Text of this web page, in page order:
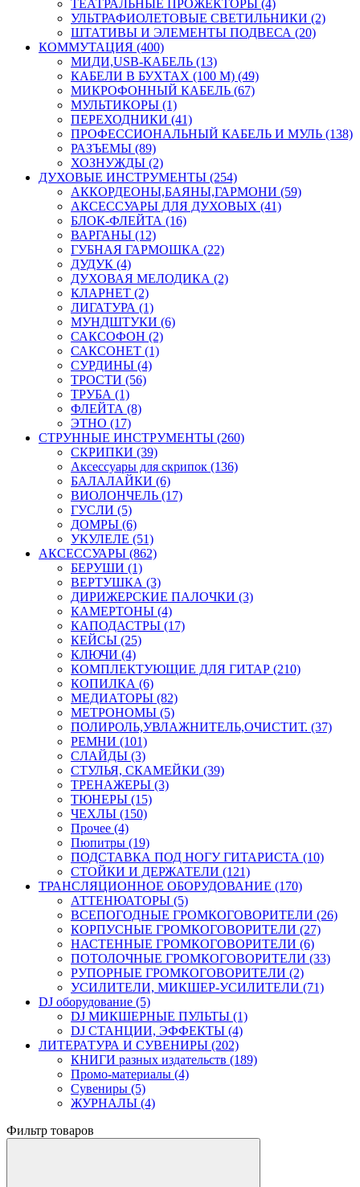
ТЕАТРАЛЬНЫЕ ПРОЖЕКТОРЫ (4)
УЛЬТРАФИОЛЕТОВЫЕ СВЕТИЛЬНИКИ (2)
ШТАТИВЫ И ЭЛЕМЕНТЫ ПОДВЕСА (20)
КОММУТАЦИЯ (400)
МИДИ,USB-КАБЕЛЬ (13)
КАБЕЛИ В БУХТАХ (100 М) (49)
МИКРОФОННЫЙ КАБЕЛЬ (67)
МУЛЬТИКОРЫ (1)
ПЕРЕХОДНИКИ (41)
ПРОФЕССИОНАЛЬНЫЙ КАБЕЛЬ И МУЛЬ (138)
РАЗЪЕМЫ (89)
ХОЗНУЖДЫ (2)
ДУХОВЫЕ ИНСТРУМЕНТЫ (254)
АККОРДЕОНЫ,БАЯНЫ,ГАРМОНИ (59)
АКСЕССУАРЫ ДЛЯ ДУХОВЫХ (41)
БЛОК-ФЛЕЙТА (16)
ВАРГАНЫ (12)
ГУБНАЯ ГАРМОШКА (22)
ДУДУК (4)
ДУХОВАЯ МЕЛОДИКА (2)
КЛАРНЕТ (2)
ЛИГАТУРА (1)
МУНДШТУКИ (6)
САКСОФОН (2)
САКСОНЕТ (1)
СУРДИНЫ (4)
ТРОСТИ (56)
ТРУБА (1)
ФЛЕЙТА (8)
ЭТНО (17)
СТРУННЫЕ ИНСТРУМЕНТЫ (260)
СКРИПКИ (39)
Аксессуары для скрипок (136)
БАЛАЛАЙКИ (6)
ВИОЛОНЧЕЛЬ (17)
ГУСЛИ (5)
ДОМРЫ (6)
УКУЛЕЛЕ (51)
АКСЕССУАРЫ (862)
БЕРУШИ (1)
ВЕРТУШКА (3)
ДИРИЖЕРСКИЕ ПАЛОЧКИ (3)
КАМЕРТОНЫ (4)
КАПОДАСТРЫ (17)
КЕЙСЫ (25)
КЛЮЧИ (4)
КОМПЛЕКТУЮЩИЕ ДЛЯ ГИТАР (210)
КОПИЛКА (6)
МЕДИАТОРЫ (82)
МЕТРОНОМЫ (5)
ПОЛИРОЛЬ,УВЛАЖНИТЕЛЬ,ОЧИСТИТ. (37)
РЕМНИ (101)
СЛАЙДЫ (3)
СТУЛЬЯ, СКАМЕЙКИ (39)
ТРЕНАЖЕРЫ (3)
ТЮНЕРЫ (15)
ЧЕХЛЫ (150)
Прочее (4)
Пюпитры (19)
ПОДСТАВКА ПОД НОГУ ГИТАРИСТА (10)
СТОЙКИ И ДЕРЖАТЕЛИ (121)
ТРАНСЛЯЦИОННОЕ ОБОРУДОВАНИЕ (170)
АТТЕНЮАТОРЫ (5)
ВСЕПОГОДНЫЕ ГРОМКОГОВОРИТЕЛИ (26)
КОРПУСНЫЕ ГРОМКОГОВОРИТЕЛИ (27)
НАСТЕННЫЕ ГРОМКОГОВОРИТЕЛИ (6)
ПОТОЛОЧНЫЕ ГРОМКОГОВОРИТЕЛИ (33)
РУПОРНЫЕ ГРОМКОГОВОРИТЕЛИ (2)
УСИЛИТЕЛИ, МИКШЕР-УСИЛИТЕЛИ (71)
DJ оборудование (5)
DJ МИКШЕРНЫЕ ПУЛЬТЫ (1)
DJ СТАНЦИИ, ЭФФЕКТЫ (4)
ЛИТЕРАТУРА И СУВЕНИРЫ (202)
КНИГИ разных издательств (189)
Промо-материалы (4)
Сувениры (5)
ЖУРНАЛЫ (4)
Фильтр товаров